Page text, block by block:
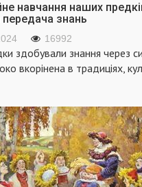
навчання наших
передача знань
16992
здобували знання через
вкорінена в традиціях,